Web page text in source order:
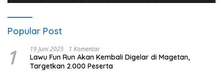
Popular Post
1 19 Juni 2025 1 Komentar
Lawu Fun Run Akan Kembali Digelar di Magetan,
Targetkan 2.000 Peserta